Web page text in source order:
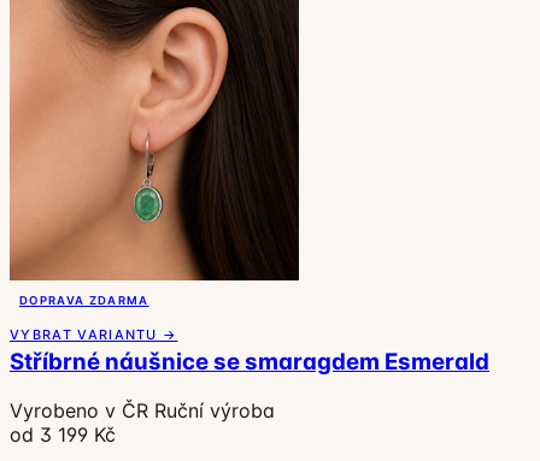
DOPRAVA ZDARMA
VYBRAT VARIANTU →
Stříbrné náušnice se smaragdem Esmerald
Vyrobeno v ČR Ruční výroba
od 3 199 Kč